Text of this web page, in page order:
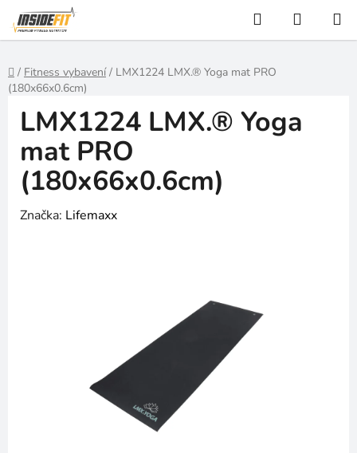
Přejít
na
obsah
Hledat
KOŠÍK
Domů
/ Fitness vybavení / LMX1224 LMX.® Yoga mat PRO
(180x66x0.6cm)
LMX1224 LMX.® Yoga
mat PRO
(180x66x0.6cm)
Značka: Lifemaxx